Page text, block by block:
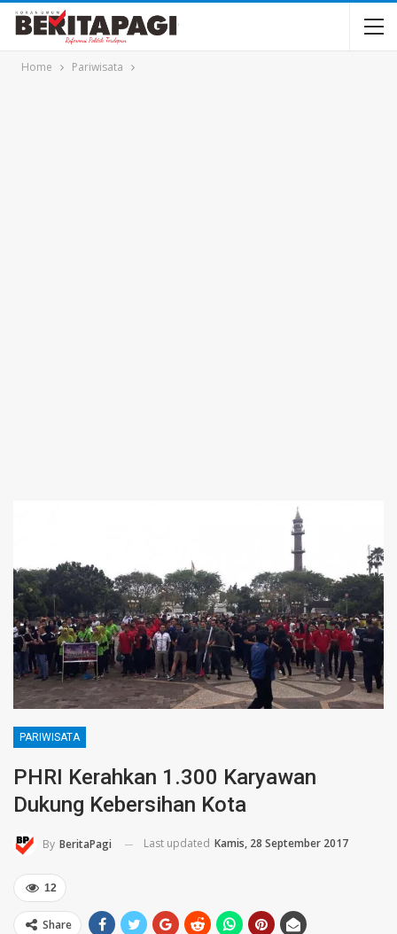
Home Pariwisata
PARIWISATA
PHRI Kerahkan 1.300 Karyawan
Dukung Kebersihan Kota
By BeritaPagi Last updated Kamis, 28 September 2017
12
Share